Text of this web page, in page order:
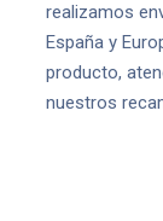
realizamos
España y
producto,
nuestros